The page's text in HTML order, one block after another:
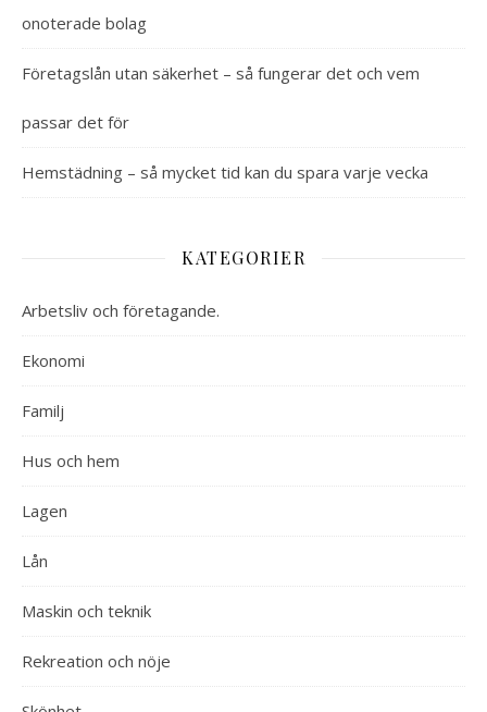
onoterade bolag
Företagslån utan säkerhet – så fungerar det och vem
passar det för
Hemstädning – så mycket tid kan du spara varje vecka
KATEGORIER
Arbetsliv och företagande.
Ekonomi
Familj
Hus och hem
Lagen
Lån
Maskin och teknik
Rekreation och nöje